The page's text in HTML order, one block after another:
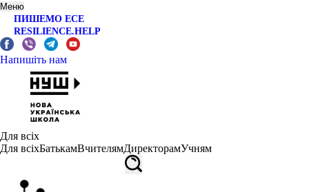
Меню
ПИШЕМО ЕСЕ
RESILIENCE.HELP
Напишіть нам
Для всіх
Для всіхБатькамВчителямДиректорамУчням